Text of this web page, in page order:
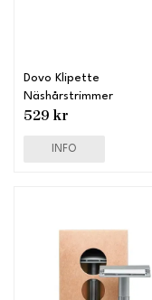
Dovo Klipette
Näshårstrimmer
529 kr
INFO